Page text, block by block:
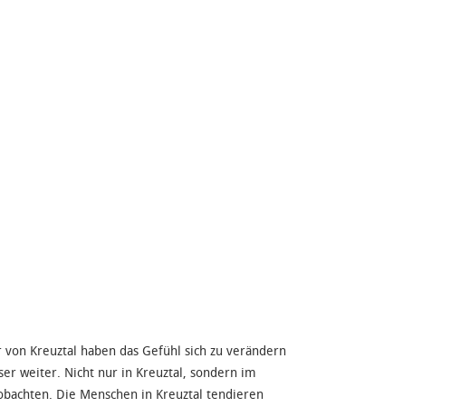
Kreuztal haben das Gefühl sich zu verändern
weiter. Nicht nur in Kreuztal, sondern im
Die Menschen in Kreuztal tendieren